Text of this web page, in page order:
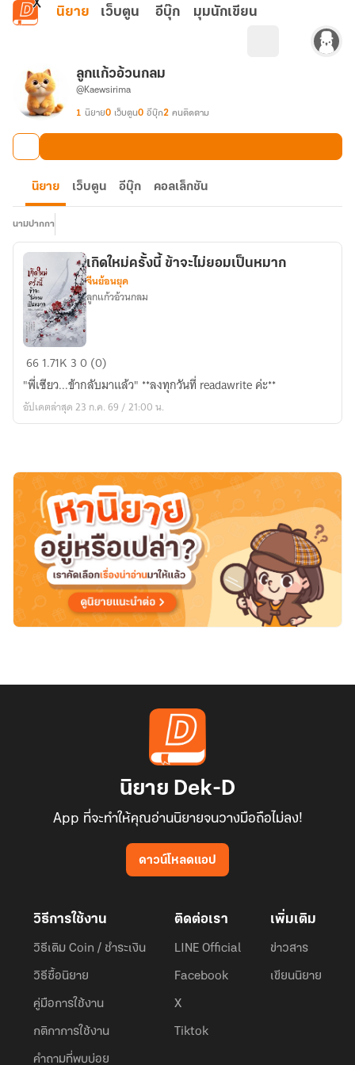
ข้ามไปยังเนื้อหาหลัก
นิยาย เว็บตูน อีบุ๊ก มุมนักเขียน
ลูกแก้วอ้วนกลม
@Kaewsirima
1 นิยาย0 เว็บตูน0 อีบุ๊ก2 คนติดตาม
นิยาย เว็บตูน อีบุ๊ก คอลเล็กชัน
นามปากกา
เกิด
ใหม่
ครั้ง
นี้
ไม่
ยอม
เป็น
หมาก
เกิดใหม่ครั้งนี้ ข้าจะไม่ยอมเป็นหมาก
จีนย้อนยุค
ลูกแก้วอ้วนกลม
661.71K 30 (0)
"พี่เซียว...ข้ากลับมาแล้ว" **ลงทุกวันที่ readawrite ค่ะ**
อัปเดตล่าสุด 23 ก.ค. 69 / 21:00 น.
นิยาย Dek-D
App ที่จะทำให้คุณอ่านนิยายจนวางมือถือไม่ลง!
ดาวน์โหลดแอป
วิธีการใช้งาน
วิธีเติม Coin / ชำระเงิน
วิธีซื้อนิยาย
คู่มือการใช้งาน
กติกาการใช้งาน
คำถามที่พบบ่อย
ติดต่อเรา
LINE Official
Facebook
X
Tiktok
เพิ่มเติม
ข่าวสาร
เขียนนิยาย